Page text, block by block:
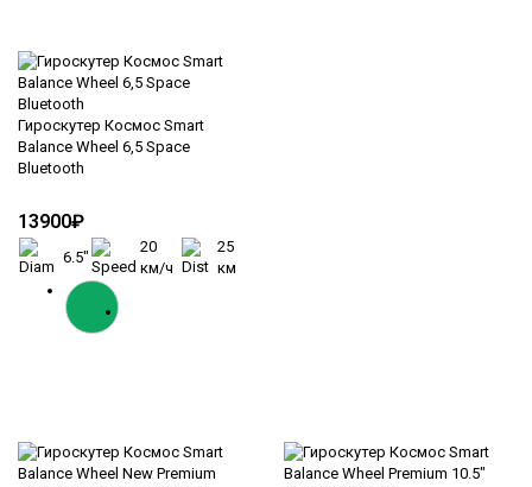
Гироскутер Космос Smart
Balance Wheel 6,5 Space
Bluetooth
13900₽
6.5"
20
км/ч
25
км